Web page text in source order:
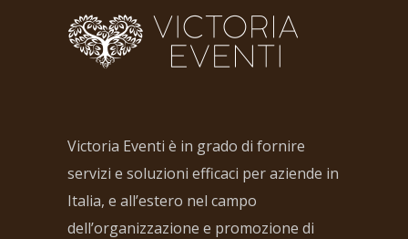
Victoria Eventi è in grado di fornire
servizi e soluzioni efficaci per aziende in
Italia, e all’estero nel campo
dell’organizzazione e promozione di